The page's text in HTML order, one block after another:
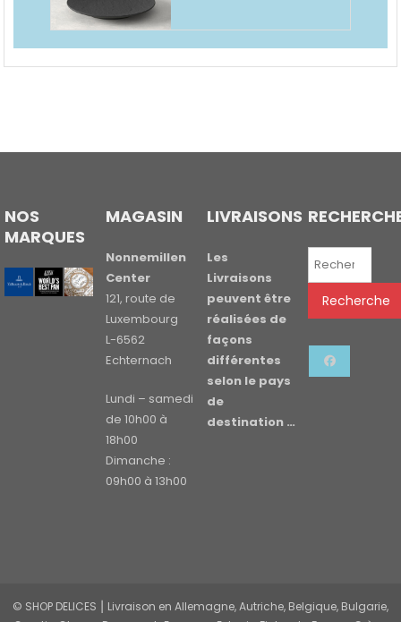
NOS
MARQUES
MAGASIN
Nonnemillen
Center
121, route de
Luxembourg
L-6562
Echternach
Lundi – samedi
de 10h00 à
18h00
Dimanche :
09h00 à 13h00
LIVRAISONS
Les
Livraisons
peuvent être
réalisées de
façons
différentes
selon le pays
de
destination …
Recherche
Recherche
© SHOP DELICES ⎮ Livraison en Allemagne, Autriche, Belgique, Bulgarie,